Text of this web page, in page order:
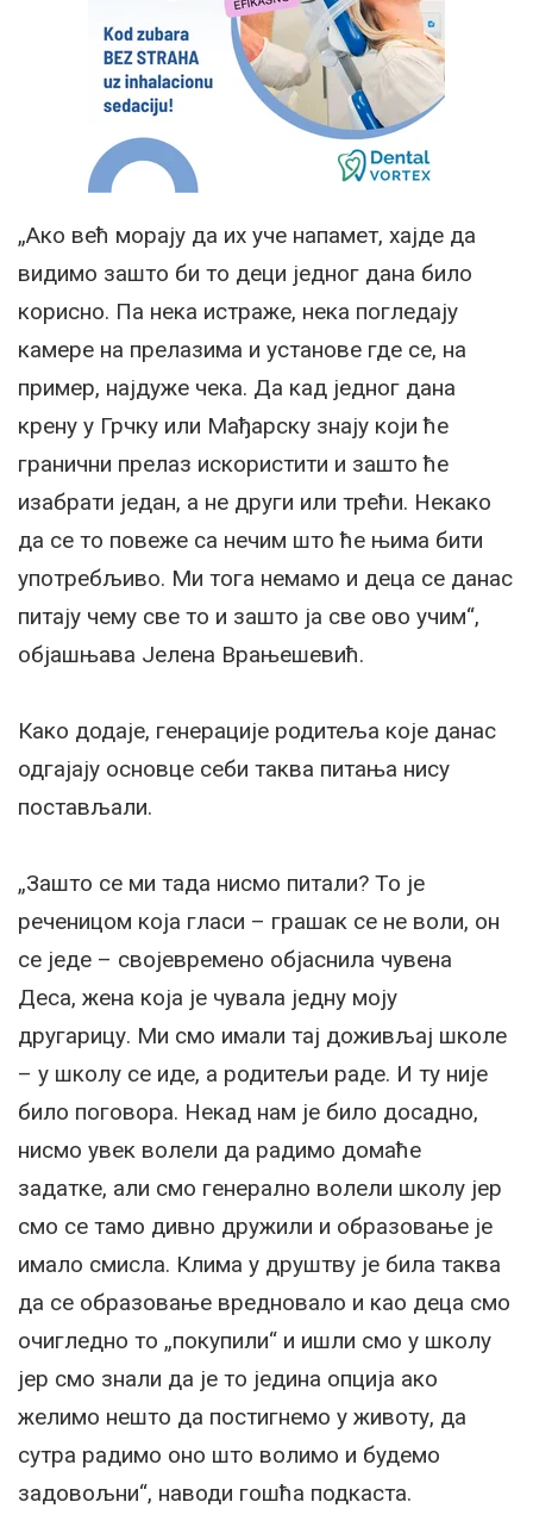
„Ако већ морају да их уче напамет, хајде да
видимо зашто би то деци једног дана било
корисно. Па нека истраже, нека погледају
камере на прелазима и установе где се, на
пример, најдуже чека. Да кад једног дана
крену у Грчку или Мађарску знају који ће
гранични прелаз искористити и зашто ће
изабрати један, а не други или трећи. Некако
да се то повеже са нечим што ће њима бити
употребљиво. Ми тога немамо и деца се данас
питају чему све то и зашто ја све ово учим“,
објашњава Јелена Врањешевић.
Како додаје, генерације родитеља које данас
одгајају основце себи таква питања нису
постављали.
„Зашто се ми тада нисмо питали? То је
реченицом која гласи – грашак се не воли, он
се једе – својевремено објаснила чувена
Деса, жена која је чувала једну моју
другарицу. Ми смо имали тај доживљај школе
– у школу се иде, а родитељи раде. И ту није
било поговора. Некад нам је било досадно,
нисмо увек волели да радимо домаће
задатке, али смо генерално волели школу јер
смо се тамо дивно дружили и образовање је
имало смисла. Клима у друштву је била таква
да се образовање вредновало и као деца смо
очигледно то „покупили“ и ишли смо у школу
јер смо знали да је то једина опција ако
желимо нешто да постигнемо у животу, да
сутра радимо оно што волимо и будемо
задовољни“, наводи гошћа подкаста.